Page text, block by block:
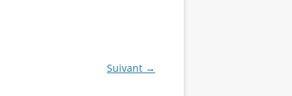
Suivant →